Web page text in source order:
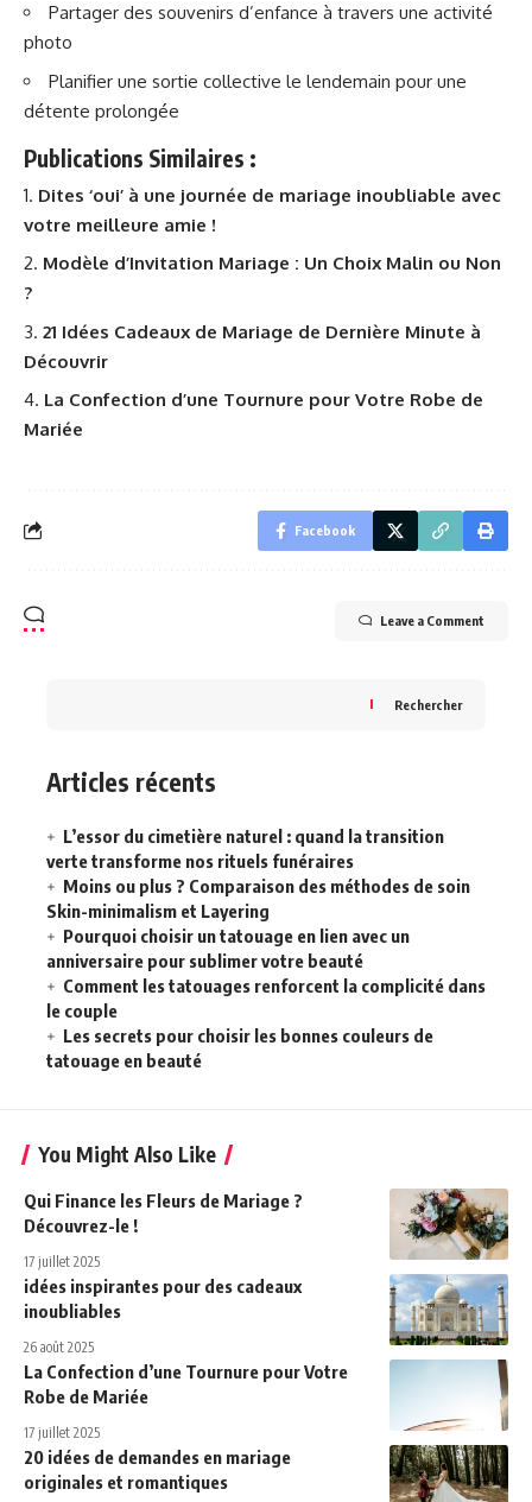
Partager des souvenirs d’enfance à travers une activité
photo
Planifier une sortie collective le lendemain pour une
détente prolongée
Publications Similaires :
Dites ‘oui’ à une journée de mariage inoubliable avec
votre meilleure amie !
Modèle d’Invitation Mariage : Un Choix Malin ou Non
?
21 Idées Cadeaux de Mariage de Dernière Minute à
Découvrir
La Confection d’une Tournure pour Votre Robe de
Mariée
Facebook
Leave a Comment
Rechercher
Articles récents
L’essor du cimetière naturel : quand la transition
verte transforme nos rituels funéraires
Moins ou plus ? Comparaison des méthodes de soin
Skin-minimalism et Layering
Pourquoi choisir un tatouage en lien avec un
anniversaire pour sublimer votre beauté
Comment les tatouages renforcent la complicité dans
le couple
Les secrets pour choisir les bonnes couleurs de
tatouage en beauté
You Might Also Like
Qui Finance les Fleurs de Mariage ?
Découvrez-le !
17 juillet 2025
idées inspirantes pour des cadeaux
inoubliables
26 août 2025
La Confection d’une Tournure pour Votre
Robe de Mariée
17 juillet 2025
20 idées de demandes en mariage
originales et romantiques